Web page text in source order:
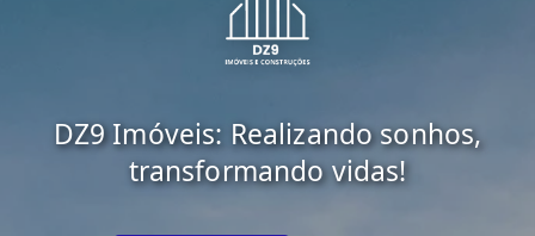
DZ9 Imóveis: Realizando sonhos,
transformando vidas!